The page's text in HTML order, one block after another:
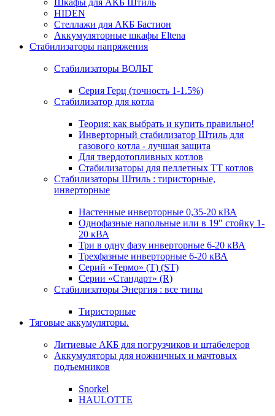
Шкафы для АКБ Штиль
HIDEN
Стеллажи для АКБ Бастион
Аккумуляторные шкафы Eltena
Стабилизаторы напряжения
Стабилизаторы ВОЛЬТ
Серия Герц (точность 1-1.5%)
Стабилизатор для котла
Теория: как выбрать и купить правильно!
Инверторный стабилизатор Штиль для
газового котла - лучшая защита
Для твердотопливных котлов
Стабилизаторы для пеллетных ТТ котлов
Стабилизаторы Штиль : тиристорные,
инверторные
Настенные инверторные 0,35-20 кВА
Однофазные напольные или в 19" стойку 1-
20 кВА
Три в одну фазу инверторные 6-20 кВА
Трехфазные инверторные 6-20 кВА
Серий «Термо» (T) (ST)
Серии «Стандарт» (R)
Стабилизаторы Энергия : все типы
Тиристорные
Тяговые аккумуляторы.
Литиевые АКБ для погрузчиков и штабелеров
Аккумуляторы для ножничных и мачтовых
подъемников
Snorkel
HAULOTTE